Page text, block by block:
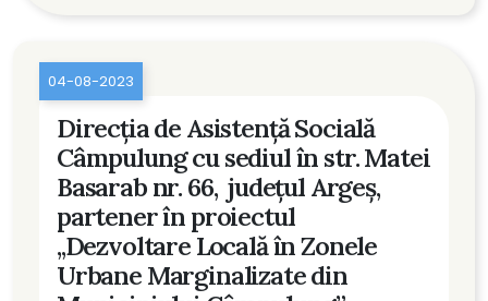
04-08-2023
Direcția de Asistență Socială
Câmpulung cu sediul în str. Matei
Basarab nr. 66, județul Argeș,
partener în proiectul
,,Dezvoltare Locală în Zonele
Urbane Marginalizate din